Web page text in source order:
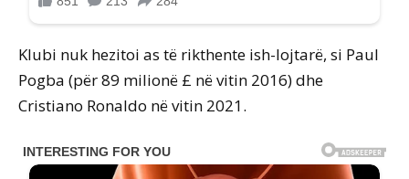
Klubi nuk hezitoi as të rikthente ish-lojtarë, si Paul
Pogba (për 89 milionë £ në vitin 2016) dhe
Cristiano Ronaldo në vitin 2021.